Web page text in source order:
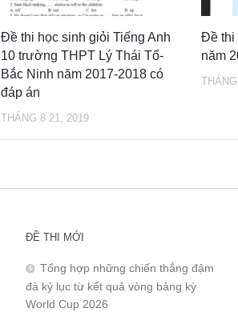
Đề thi học sinh giỏi Tiếng Anh
10 trường THPT Lý Thái Tổ-
Bắc Ninh năm 2017-2018 có
đáp án
THÁNG 8 21, 2019
Đề thi
năm
ĐỀ THI MỚI
Tổng hợp những chiến thắng đậm
đà kỷ lục từ kết quả vòng bảng kỳ
World Cup 2026